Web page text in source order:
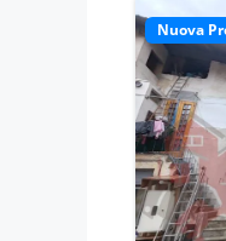
Nuova